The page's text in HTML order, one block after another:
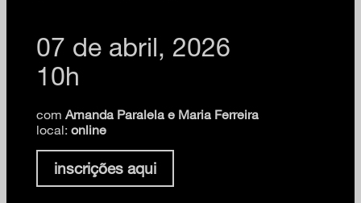
07 de abril, 2026
10h
com Amanda Paralela e Maria Ferreira
local: online
inscrições aqui